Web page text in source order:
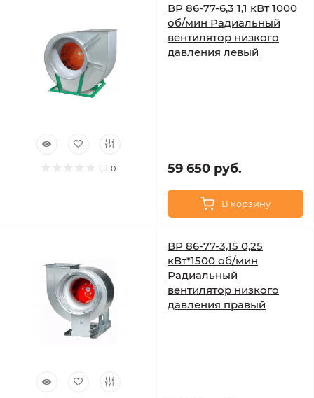
0
ВР 86-77-6,3 1,1 кВт 1000
об/мин Радиальный
вентилятор низкого
давления левый
59 650 руб.
В корзину
ВР 86-77-3,15 0,25
кВт*1500 об/мин
Радиальный
вентилятор низкого
давления правый